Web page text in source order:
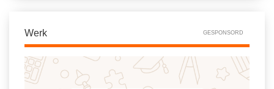
Sprookjes
Tweede Wereldoorlog
Middelbare school niveaus
Studenten laptop
Docentenplein nieuwsbrief
Werk GESPONSORD